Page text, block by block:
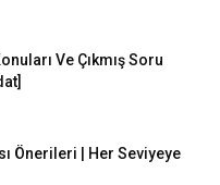
Ve Çıkmış Soru
Önerileri | Her Seviyeye